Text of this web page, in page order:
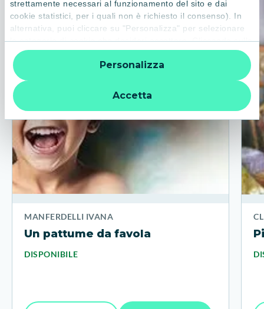
strettamente necessari al funzionamento del sito e dai
cookie statistici, per i quali non è richiesto il consenso). In
alternativa, puoi cliccare su "Personalizza" per selezionare
le categorie di cookie che desideri accettare. Cliccando sulla
“X” le impostazioni predefinite vengono lasciate invariate e
quindi la navigazione può continuare senza cookie o altri
strumenti di tracciamento diversi da quelli tecnici. Per
ulteriori informazioni:
informativa privacy
Accetta
Personalizza
MANFERDELLI IVANA
Un pattume da favola
DISPONIBILE